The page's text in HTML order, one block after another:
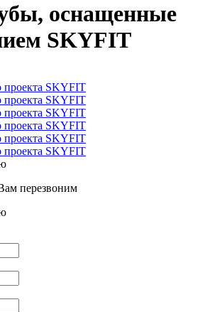
оснащенные
SKYFIT
перезвоним